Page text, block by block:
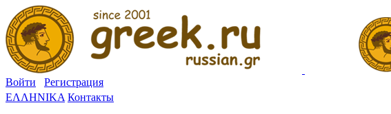
Войти
Регистрация
ΕΛΛΗΝΙΚΑ Контакты